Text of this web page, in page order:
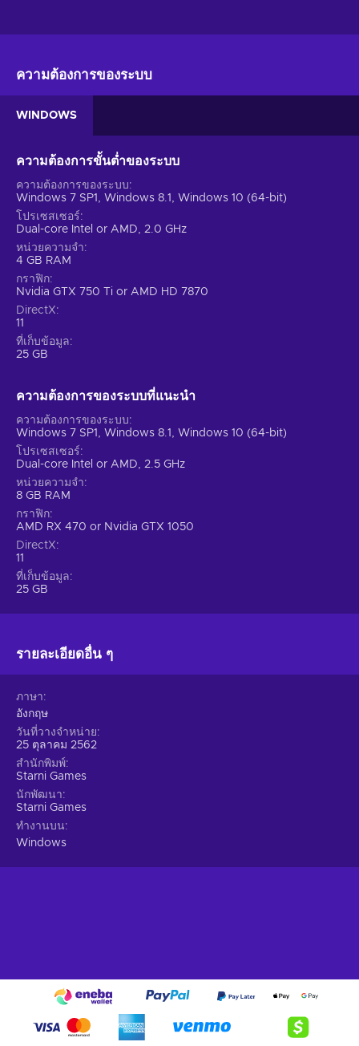
ความต้องการของระบบ
WINDOWS
ความต้องการขั้นต่ำของระบบ
ความต้องการของระบบ
Windows 7 SP1, Windows 8.1, Windows 10 (64-bit)
โปรเซสเซอร์
Dual-core Intel or AMD, 2.0 GHz
หน่วยความจำ
4 GB RAM
กราฟิก
Nvidia GTX 750 Ti or AMD HD 7870
DirectX
11
ที่เก็บข้อมูล
25 GB
ความต้องการของระบบที่แนะนํา
ความต้องการของระบบ
Windows 7 SP1, Windows 8.1, Windows 10 (64-bit)
โปรเซสเซอร์
Dual-core Intel or AMD, 2.5 GHz
หน่วยความจำ
8 GB RAM
กราฟิก
AMD RX 470 or Nvidia GTX 1050
DirectX
11
ที่เก็บข้อมูล
25 GB
รายละเอียดอื่น ๆ
ภาษา
อังกฤษ
วันที่วางจำหน่าย
25 ตุลาคม 2562
สำนักพิมพ์
Starni Games
นักพัฒนา
Starni Games
ทำงานบน
Windows